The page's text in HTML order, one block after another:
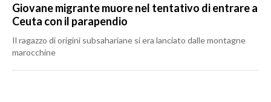
Giovane migrante muore nel tentativo di entrare a
Ceuta con il parapendio
Il ragazzo di origini subsahariane si era lanciato dalle montagne
marocchine